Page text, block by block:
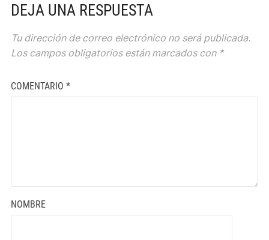
DEJA UNA RESPUESTA
Tu dirección de correo electrónico no será publicada.
Los campos obligatorios están marcados con *
COMENTARIO *
NOMBRE